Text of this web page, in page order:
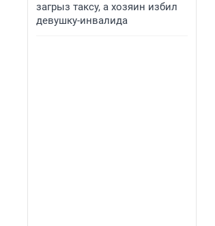
загрыз таксу, а хозяин избил
девушку-инвалида